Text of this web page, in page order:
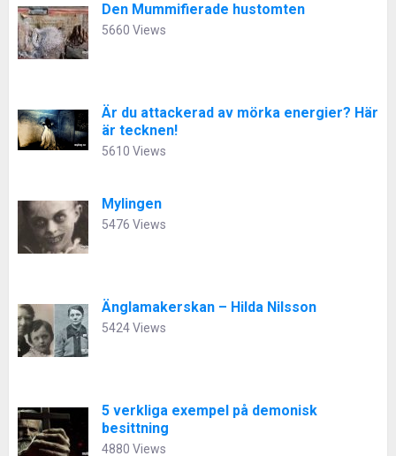
Den Mummifierade hustomten
5660 Views
Är du attackerad av mörka energier? Här
är tecknen!
5610 Views
Mylingen
5476 Views
Änglamakerskan – Hilda Nilsson
5424 Views
5 verkliga exempel på demonisk
besittning
4880 Views